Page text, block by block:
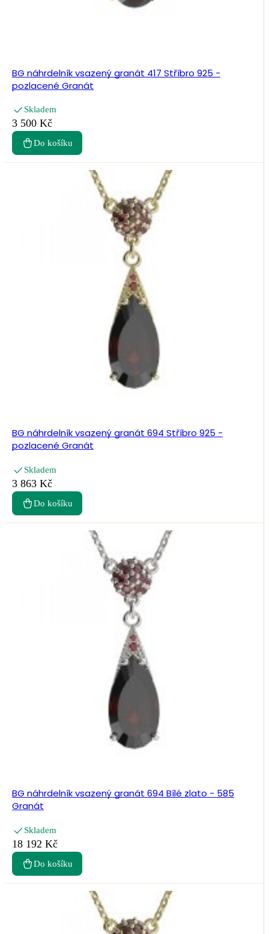
BG náhrdelník vsazený granát 417 Stříbro 925 -
pozlacené Granát
Skladem
3 500 Kč
Do košíku
BG náhrdelník vsazený granát 694 Stříbro 925 -
pozlacené Granát
Skladem
3 863 Kč
Do košíku
BG náhrdelník vsazený granát 694 Bílé zlato - 585
Granát
Skladem
18 192 Kč
Do košíku